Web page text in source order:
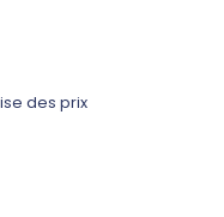
des prix